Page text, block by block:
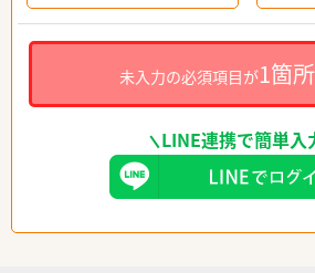
未入力の必須項目が1箇所
LINE連携で簡単入